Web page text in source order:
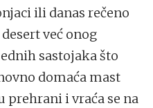
ili danas rečeno
već onog
sastojaka što
domaća mast
prehrani i vraća se na